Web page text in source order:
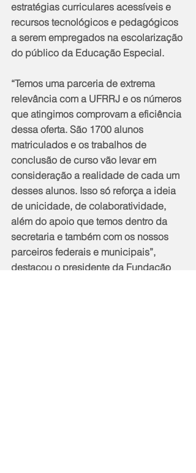
estratégias curriculares acessíveis e
recursos tecnológicos e pedagógicos
a serem empregados na escolarização
do público da Educação Especial.
“Temos uma parceria de extrema
relevância com a UFRRJ e os números
que atingimos comprovam a eficiência
dessa oferta. São 1700 alunos
matriculados e os trabalhos de
conclusão de curso vão levar em
consideração a realidade de cada um
desses alunos. Isso só reforça a ideia
de unicidade, de colaboratividade,
além do apoio que temos dentro da
secretaria e também com os nossos
parceiros federais e municipais”,
destacou o presidente da Fundação